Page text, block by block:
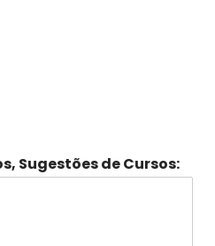
Sugestões de Cursos: